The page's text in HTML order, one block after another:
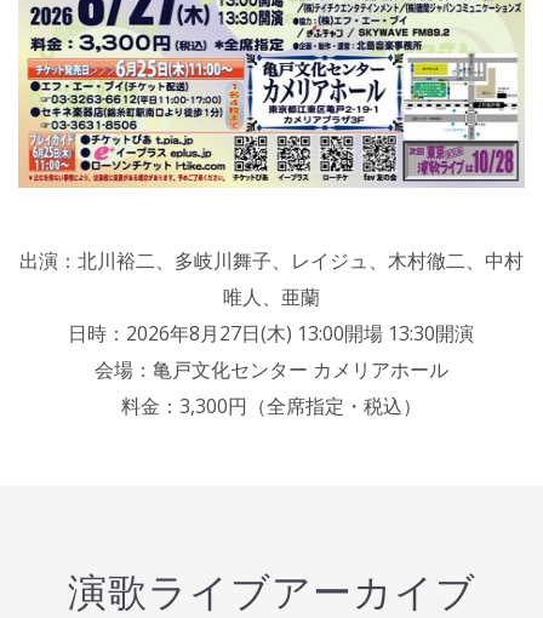
出演：北川裕二、多岐川舞子、レイジュ、木村徹二、中村
唯人、亜蘭
日時：2026年8月27日(木) 13:00開場 13:30開演
会場：亀戸文化センター カメリアホール
料金：3,300円（全席指定・税込）
演歌ライブアーカイブ